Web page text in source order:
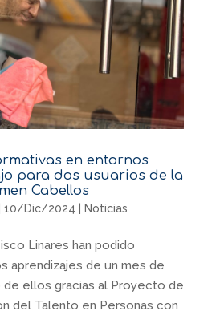
en entornos
para dos usuarios de la
Cabellos
10/Dic/2024 Noticias
Linares han podido
aprendizajes de un mes de
de ellos gracias al Proyecto de
del Talento en Personas con